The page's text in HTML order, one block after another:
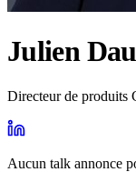
Julien
Directeur de produits
Aucun talk annonce